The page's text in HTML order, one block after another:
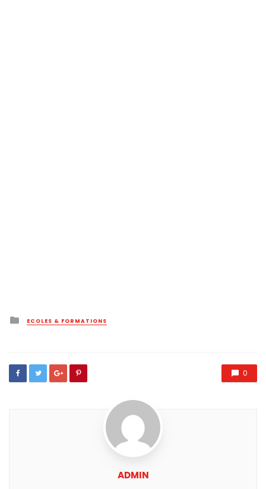
Posted
in
ECOLES & FORMATIONS
0
ADMIN